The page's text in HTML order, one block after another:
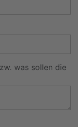
was sollen die